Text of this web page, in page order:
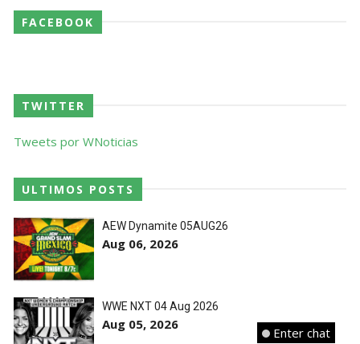
FACEBOOK
TWITTER
Tweets por WNoticias
ULTIMOS POSTS
AEW Dynamite 05AUG26
Aug 06, 2026
WWE NXT 04 Aug 2026
Aug 05, 2026
Enter chat